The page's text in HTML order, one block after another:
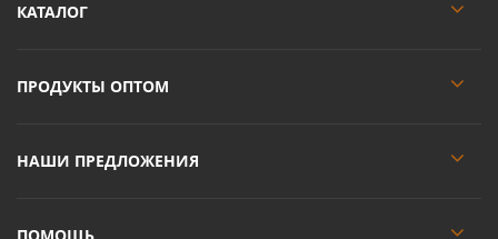
КАТАЛОГ
ПРОДУКТЫ ОПТОМ
НАШИ ПРЕДЛОЖЕНИЯ